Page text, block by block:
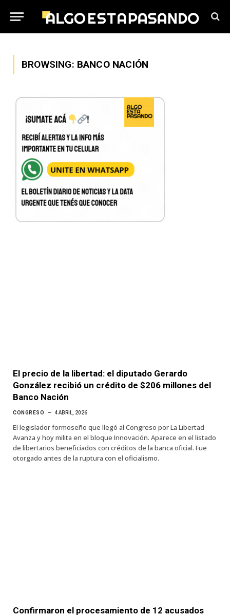
BROWSING: BANCO NACIÓN
El precio de la libertad: el diputado Gerardo
González recibió un crédito de $206 millones del
Banco Nación
CONGRESO 4 ABRIL, 2026
El legislador formoseño que llegó al Congreso por La Libertad
Avanza y hoy milita en el bloque Innovación. Aparece en el listado
de libertarios beneficiados con créditos de la banca oficial. Fue
otorgado antes de la ruptura con el oficialismo.
Confirmaron el procesamiento de 12 acusados